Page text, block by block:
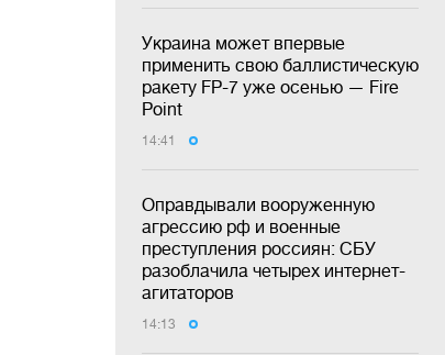
Украина может впервые
применить свою баллистическую
ракету FP-7 уже осенью — Fire
Point
14:41
Оправдывали вооруженную
агрессию рф и военные
преступления россиян: СБУ
разоблачила четырех интернет-
агитаторов
14:13